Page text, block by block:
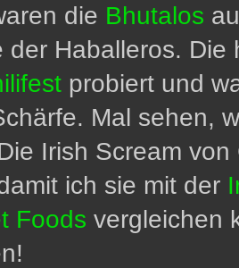
die Bhutalos
der Haballeros.
probiert und
Mal sehen,
Irish Scream
ich sie mit der
Foods vergleichen